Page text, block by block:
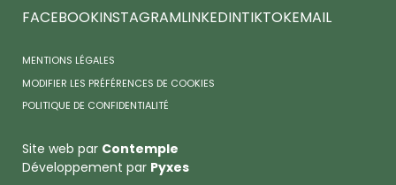
FACEBOOKINSTAGRAMLINKEDINTIKTOKEMAIL
MENTIONS LÉGALES
MODIFIER LES PRÉFÉRENCES DE COOKIES
POLITIQUE DE CONFIDENTIALITÉ
Site web par Contemple
Développement par Pyxes